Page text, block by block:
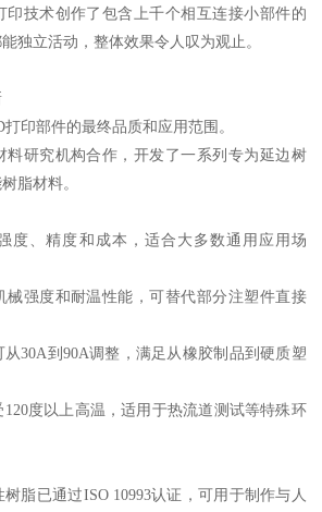
印技术创作了包含上千个相互连接小部件的
独立活动，整体效果令人叹为观止。
印部件的最终品质和应用范围。
料研究机构合作，开发了一系列专为延边树
脂材料。
度、精度和成本，适合大多数通用应用场
械强度和耐温性能，可替代部分注塑件直接
30A到90A调整，满足从橡胶制品到硬质塑
度以上高温，适用于热流道测试等特殊环
脂已通过ISO 10993认证，可用于制作与人